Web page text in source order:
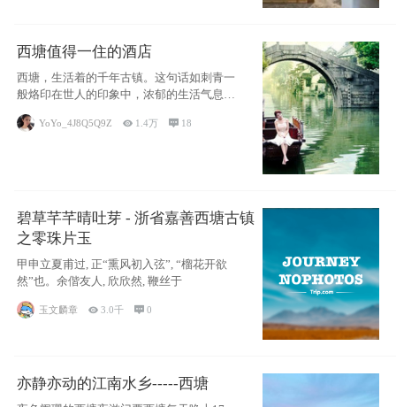
西塘值得一住的酒店
西塘，生活着的千年古镇。这句话如刺青一
般烙印在世人的印象中，浓郁的生活气息，
小桥流水
YoYo_4J8Q5Q9Z  1.4万  18
碧草芊芊晴吐芽 - 浙省嘉善西塘古镇
之零珠片玉
甲申立夏甫过, 正“熏风初入弦”, “榴花开欲
然”也。余偕友人, 欣欣然, 鞭丝于
玉文麟章  3.0千 0
亦静亦动的江南水乡-----西塘